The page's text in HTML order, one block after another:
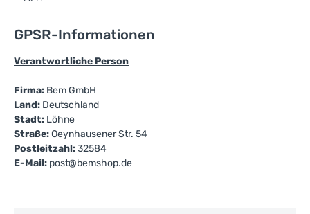
GPSR-Informationen
Verantwortliche Person
Firma: Bem GmbH
Land: Deutschland
Stadt: Löhne
Straße:Oeynhausener Str. 54
Postleitzahl:32584
E-Mail: post@bemshop.de